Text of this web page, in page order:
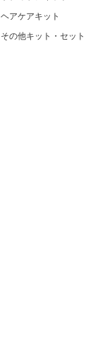
ヘアケアキット
その他キット・セット